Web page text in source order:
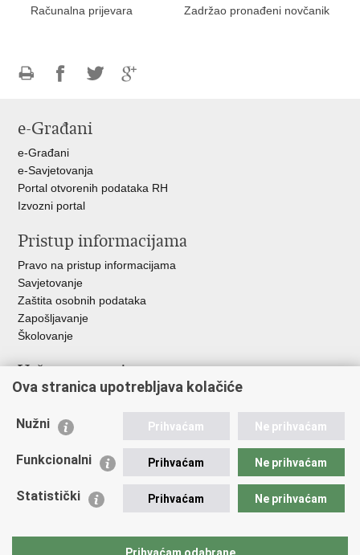
Računalna prijevara
Zadržao pronađeni novčanik
FacebookuTwitteru
e-Građani
e-Građani
e-Savjetovanja
Portal otvorenih podataka RH
Izvozni portal
Pristup informacijama
Pravo na pristup informacijama
Savjetovanje
Zaštita osobnih podataka
Zapošljavanje
Školovanje
Važne poveznice
Ministarstvo unutarnjih poslova
Udruge
Policijska akademija
Zaklada policijske solidarnosti
Vučetić"
Ova stranica upotrebljava kolačiće
Nužni Prihvaćam Ne prihvaćam
Funkcionalni Prihvaćam Ne prihvaćam
Statistički Prihvaćam Ne prihvaćam